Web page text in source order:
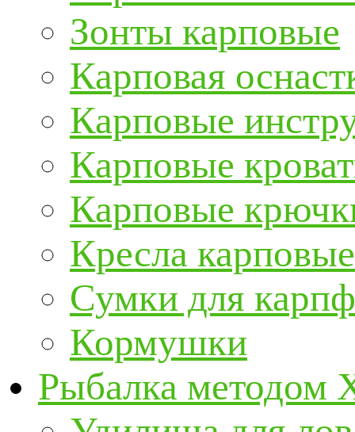
Зонты карповые
Карповая
Карповые
Карповые
Карповые
Кресла карповые
Сумки для
Кормушки
Рыбалка методом